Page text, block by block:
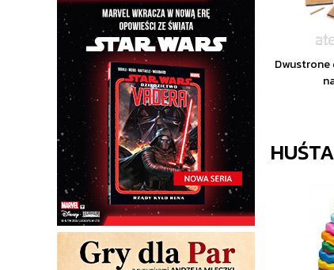
Dwustrone